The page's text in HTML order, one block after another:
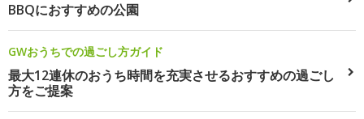
BBQにおすすめの公園
GWおうちでの過ごし方ガイド
最大12連休のおうち時間を充実させるおすすめの過ごし
方をご提案